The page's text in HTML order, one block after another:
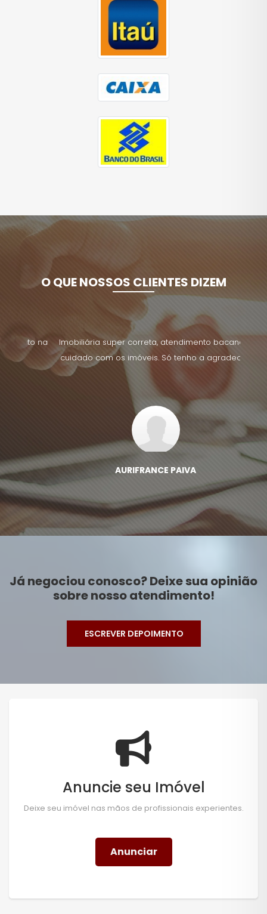
O QUE NOSSOS CLIENTES DIZEM
Imobiliária super correta, atendimento bacana e
cuidado com os imóveis. Só tenho a agradecer!
AURIFRANCE PAIVA
Já negociou conosco? Deixe sua opinião
sobre nosso atendimento!
ESCREVER DEPOIMENTO
Anuncie seu Imóvel
Deixe seu imóvel nas mãos de profissionais experientes.
Anunciar